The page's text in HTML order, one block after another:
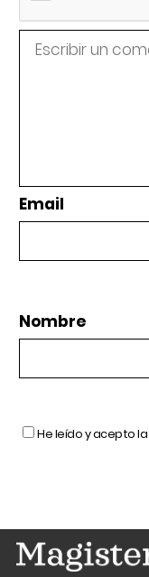
Email
Nombre
He leído y acepto la